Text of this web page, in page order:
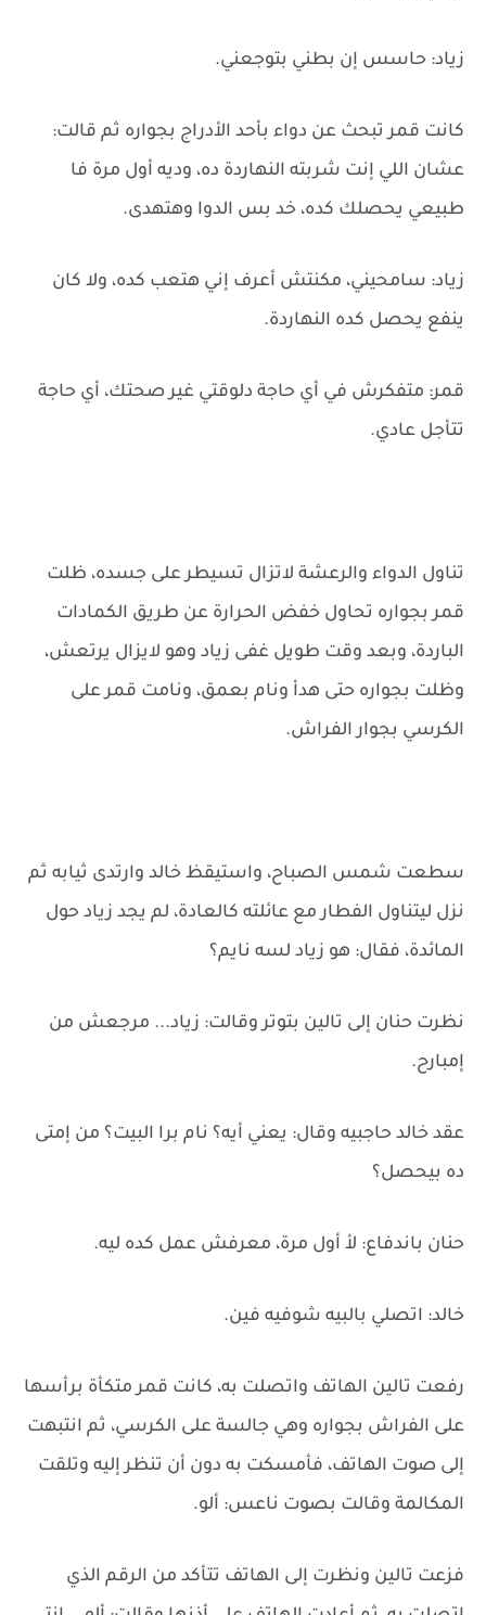
زياد: حاسس إن بطني بتوجعني.
كانت قمر تبحث عن دواء بأحد الأدراج بجواره ثم قالت:
عشان اللي إنت شربته النهاردة ده، وديه أول مرة فا
طبيعي يحصلك كده، خد بس الدوا وهتهدى.
زياد: سامحيني، مكنتش أعرف إني هتعب كده، ولا كان
ينفع يحصل كده النهاردة.
قمر: متفكرش في أي حاجة دلوقتي غير صحتك، أي حاجة
تتأجل عادي.
تناول الدواء والرعشة لاتزال تسيطر على جسده، ظلت
قمر بجواره تحاول خفض الحرارة عن طريق الكمادات
الباردة، وبعد وقت طويل غفى زياد وهو لايزال يرتعش،
وظلت بجواره حتى هدأ ونام بعمق، ونامت قمر على
الكرسي بجوار الفراش.
سطعت شمس الصباح، واستيقظ خالد وارتدى ثيابه ثم
نزل ليتناول الفطار مع عائلته كالعادة، لم يجد زياد حول
المائدة، فقال: هو زياد لسه نايم؟
نظرت حنان إلى تالين بتوتر وقالت: زياد... مرجعش من
إمبارح.
عقد خالد حاجبيه وقال: يعني أيه؟ نام برا البيت؟ من إمتى
ده بيحصل؟
حنان باندفاع: لأ أول مرة، معرفش عمل كده ليه.
خالد: اتصلي بالبيه شوفيه فين.
رفعت تالين الهاتف واتصلت به، كانت قمر متكأة برأسها
على الفراش بجواره وهي جالسة على الكرسي، ثم انتبهت
إلى صوت الهاتف، فأمسكت به دون أن تنظر إليه وتلقت
المكالمة وقالت بصوت ناعس: ألو.
فزعت تالين ونظرت إلى الهاتف تتأكد من الرقم الذي